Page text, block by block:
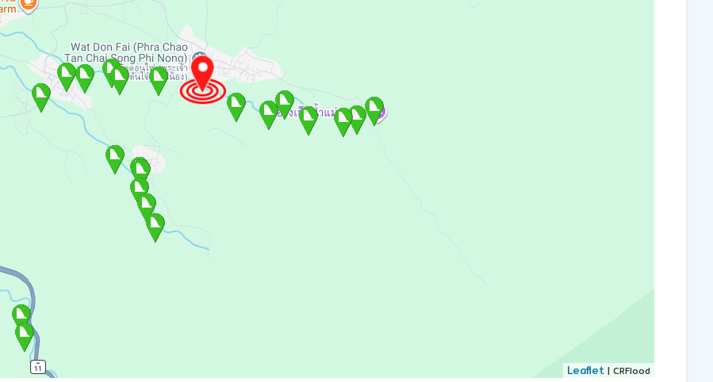
Leaflet | CRFlood